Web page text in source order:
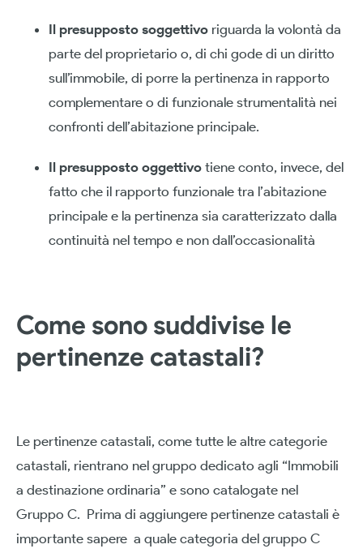
Il presupposto soggettivo riguarda la volontà da
parte del proprietario o, di chi gode di un diritto
sull’immobile, di porre la pertinenza in rapporto
complementare o di funzionale strumentalità nei
confronti dell’abitazione principale.
Il presupposto oggettivo tiene conto, invece, del
fatto che il rapporto funzionale tra l’abitazione
principale e la pertinenza sia caratterizzato dalla
continuità nel tempo e non dall’occasionalità
Come sono suddivise le
pertinenze catastali?
Le pertinenze catastali, come tutte le altre categorie
catastali, rientrano nel gruppo dedicato agli “Immobili
a destinazione ordinaria” e sono catalogate nel
Gruppo C. Prima di aggiungere pertinenze catastali è
importante sapere a quale categoria del gruppo C